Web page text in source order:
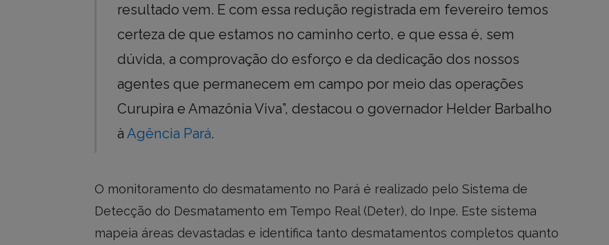
resultado vem. E com essa redução registrada em fevereiro temos
certeza de que estamos no caminho certo, e que essa é, sem
dúvida, a comprovação do esforço e da dedicação dos nossos
agentes que permanecem em campo por meio das operações
Curupira e Amazônia Viva”, destacou o governador Helder Barbalho
à Agência Pará.
O monitoramento do desmatamento no Pará é realizado pelo Sistema de
Detecção do Desmatamento em Tempo Real (Deter), do Inpe. Este sistema
mapeia áreas devastadas e identifica tanto desmatamentos completos quanto